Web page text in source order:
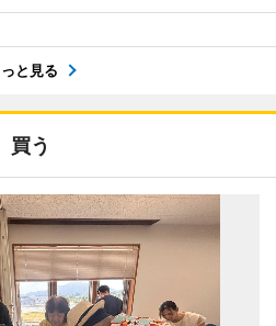
と見る
買う